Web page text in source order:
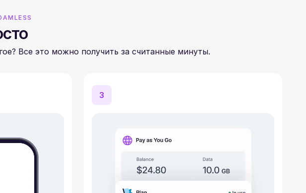
Все это можно получить за считанные минуты.
3